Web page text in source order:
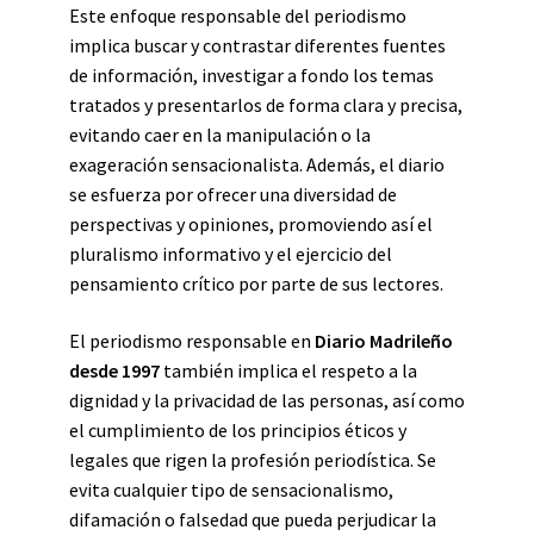
Este enfoque responsable del periodismo
implica buscar y contrastar diferentes fuentes
de información, investigar a fondo los temas
tratados y presentarlos de forma clara y precisa,
evitando caer en la manipulación o la
exageración sensacionalista. Además, el diario
se esfuerza por ofrecer una diversidad de
perspectivas y opiniones, promoviendo así el
pluralismo informativo y el ejercicio del
pensamiento crítico por parte de sus lectores.
El periodismo responsable en Diario Madrileño
desde 1997 también implica el respeto a la
dignidad y la privacidad de las personas, así como
el cumplimiento de los principios éticos y
legales que rigen la profesión periodística. Se
evita cualquier tipo de sensacionalismo,
difamación o falsedad que pueda perjudicar la